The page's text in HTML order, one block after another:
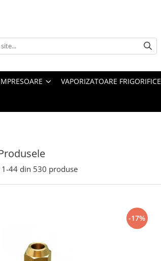
VAPORIZATOARE FRIGORIFICE
1-44 din 530 produse
-17%